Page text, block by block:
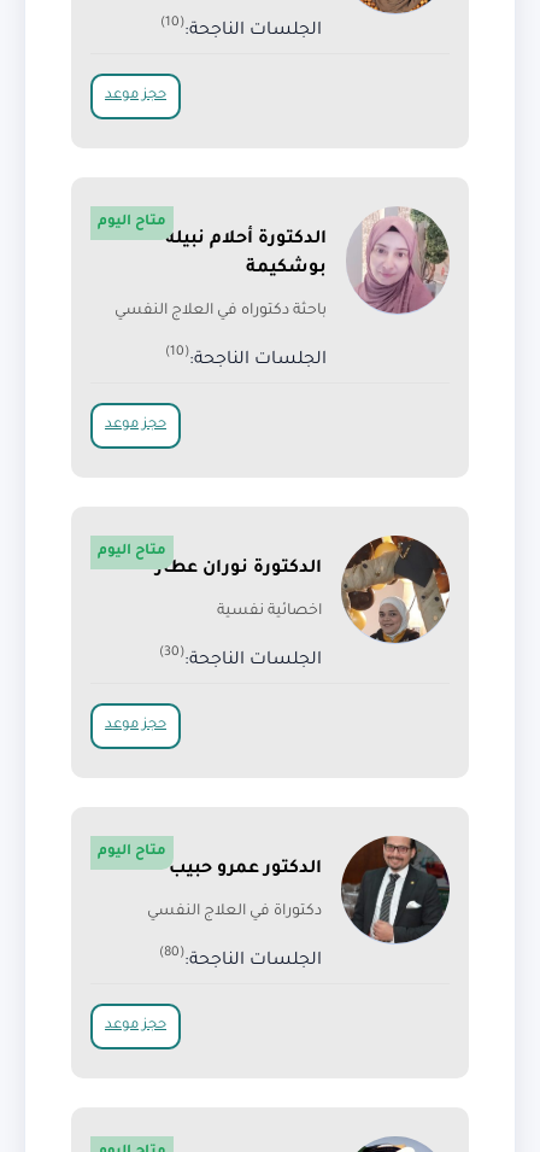
الجلسات الناجحة:(10)
حجز موعد
الدكتورة أحلام نبيلة
بوشكيمة
باحثة دكتوراه في العلاج النفسي
الجلسات الناجحة:(10)
متاح اليوم
حجز موعد
الدكتورة نوران عطار
اخصائية نفسية
الجلسات الناجحة:(30)
متاح اليوم
حجز موعد
الدكتور عمرو حبيب
دكتوراة في العلاج النفسي
الجلسات الناجحة:(80)
متاح اليوم
حجز موعد